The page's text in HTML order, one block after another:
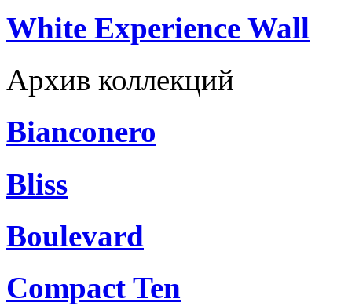
White Experience Wall
Архив коллекций
Bianconero
Bliss
Boulevard
Compact Ten